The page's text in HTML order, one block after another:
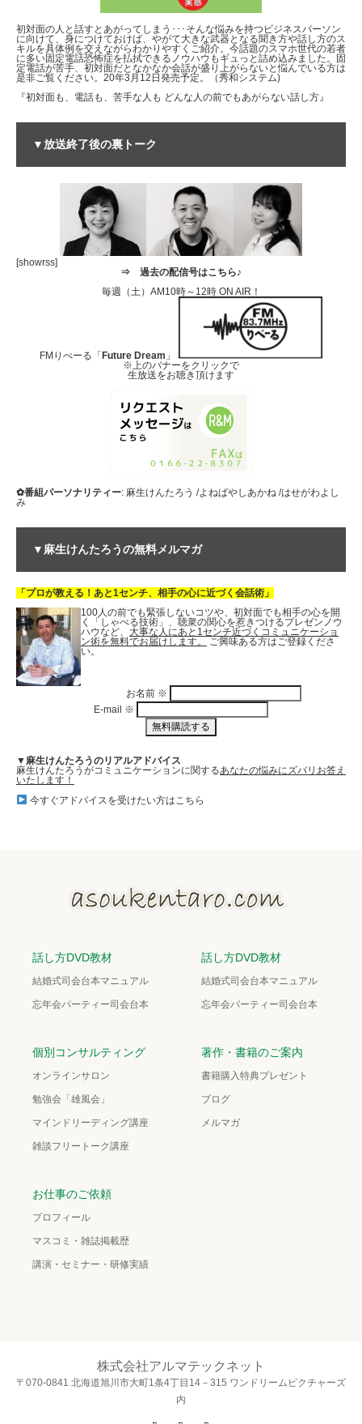
初対面の人と話すとあがってしまう･･･そんな悩みを持つビジネスパーソン
に向けて、身につけておけば、やがて大きな武器となる聞き方や話し方のス
キルを具体例を交えながらわかりやすくご紹介。今話題のスマホ世代の若者
に多い固定電話恐怖症を払拭できるノウハウもギュっと詰め込みました。固
定電話が苦手、初対面だとなかなか会話が盛り上がらないと悩んでいる方は
是非ご覧ください。20年3月12日発売予定。（秀和システム)
『初対面も、電話も、苦手な人も どんな人の前でもあがらない話し方』
▼放送終了後の裏トーク
[showrss]
⇒ 過去の配信号はこちら♪
毎週（土）AM10時～12時 ON AIR！
FMりべーる「Future Dream 」
※上のバナーをクリックで
生放送をお聴き頂けます
✿番組パーソナリティー: 麻生けんたろう /よねばやしあかね /はせがわよし
み
▼麻生けんたろうの無料メルマガ
「プロが教える！あと1センチ、相手の心に近づく会話術」
100人の前でも緊張しないコツや、初対面でも相手の心を開
く「しゃべる技術」、聴衆の関心を惹きつけるプレゼンノウ
ハウなど、 大事な人にあと1センチ近づくコミュニケーショ
ン術を無料でお届けします。
ご興味ある方はご登録くださ
い。
お名前 ※
E-mail ※
▼麻生けんたろうのリアルアドバイス
麻生けんたろうがコミュニケーションに関するあなたの悩みにズバリお答え
いたします！
今すぐアドバイスを受けたい方はこちら
話し方DVD教材
結婚式司会台本マニュアル
忘年会パーティー司会台本
話し方DVD教材
結婚式司会台本マニュアル
忘年会パーティー司会台本
個別コンサルティング
オンラインサロン
勉強会「雄風会」
マインドリーディング講座
雑談フリートーク講座
著作・書籍のご案内
書籍購入特典プレゼント
ブログ
メルマガ
お仕事のご依頼
プロフィール
マスコミ・雑誌掲載歴
講演・セミナー・研修実績
株式会社アルマテックネット
〒070-0841 北海道旭川市大町1条4丁目14－315 ワンドリームピクチャーズ
内